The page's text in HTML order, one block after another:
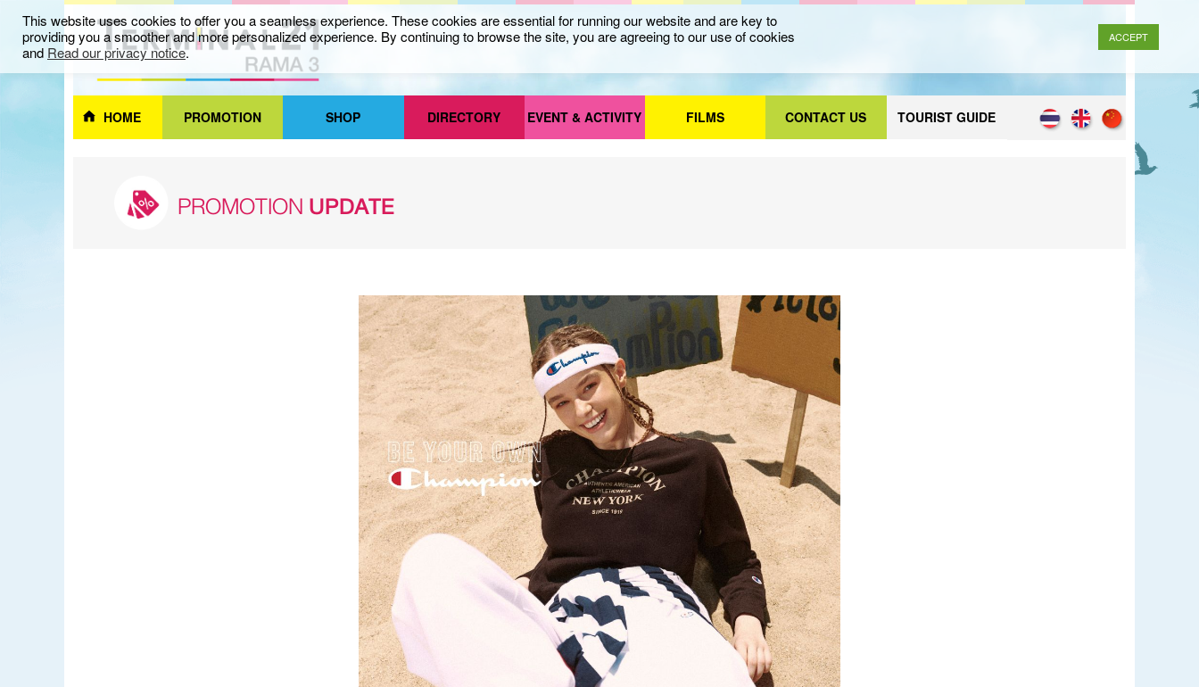
HOME PROMOTION SHOP DIRECTORY EVENT & ACTIVITY FILMS CONTACT US TOURIST GUIDE
PROMOTIONUPDATE
This website uses cookies to offer you a seamless experience. These cookies are essential for running our website and are key to
providing you a smoother and more personalized experience. By continuing to browse the site, you are agreeing to our use of cookies
and Read our privacy notice.
ACCEPT